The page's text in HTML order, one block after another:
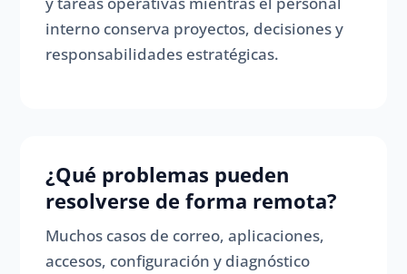
interno conserva proyectos, decisiones y
responsabilidades estratégicas.
¿Qué problemas pueden
resolverse de forma remota?
Muchos casos de correo, aplicaciones,
accesos, configuración y diagnóstico